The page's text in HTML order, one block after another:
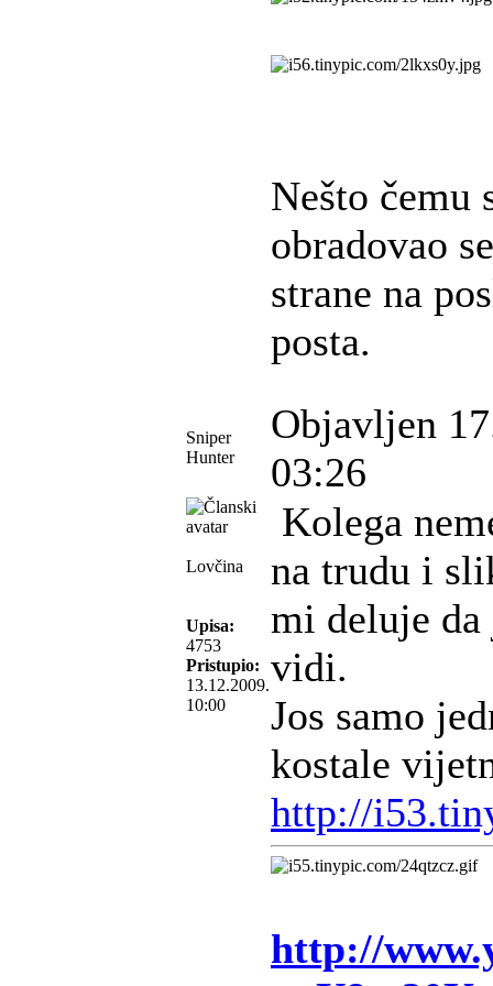
Nešto čemu
obradovao
strane na
posta.
Sniper
Hunter
Objavljen
03:26
Lovčina
Upisa:
4753
Pristupio:
13.12.2009.
10:00
Kolega
na trudu i
mi deluje da
vidi.
Jos samo
kostale
http://
http://